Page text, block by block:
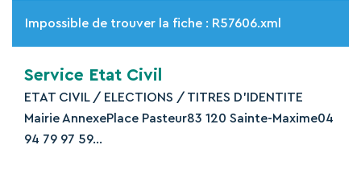
Impossible de trouver la fiche : R57606.xml
Service Etat Civil
ETAT CIVIL / ELECTIONS / TITRES D’IDENTITE
Mairie AnnexePlace Pasteur83 120 Sainte-Maxime04
94 79 97 59...